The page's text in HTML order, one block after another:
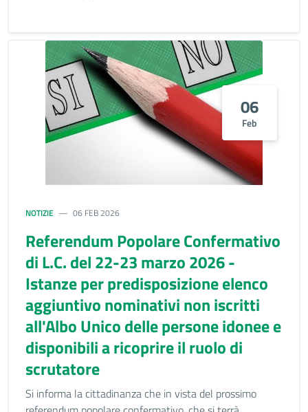
06
Feb
NOTIZIE 06 FEB 2026
Referendum Popolare Confermativo
di L.C. del 22-23 marzo 2026 -
Istanze per predisposizione elenco
aggiuntivo nominativi non iscritti
all'Albo Unico delle persone idonee e
disponibili a ricoprire il ruolo di
scrutatore
Si informa la cittadinanza che in vista del prossimo